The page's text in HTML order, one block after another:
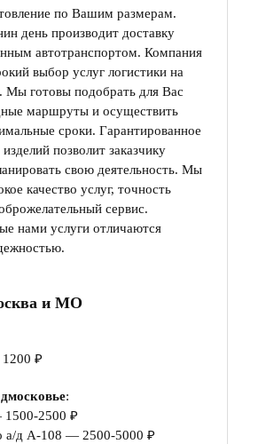
по Вашим размерам.
день производит доставку
автотранспортом. Компания
выбор услуг логистики на
Мы готовы подобрать для Вас
маршруты и осуществить
сроки. Гарантированное
позволит заказчику
свою деятельность. Мы
качество услуг, точность
сервис.
нами услуги отличаются
и МО
₽
:
2500 ₽
а/д А-108 — 2500-5000 ₽